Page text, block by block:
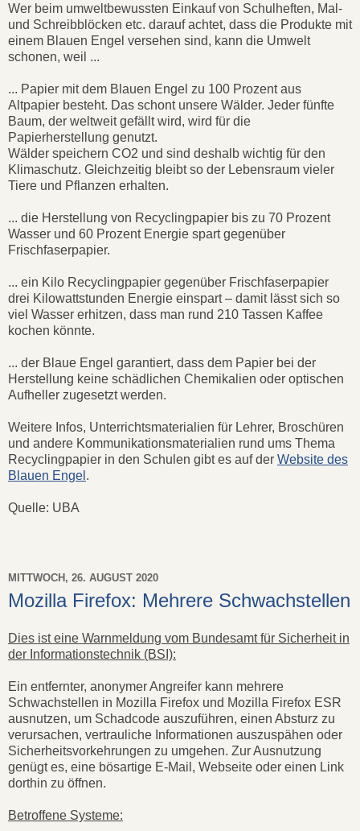
Wer beim umweltbewussten Einkauf von Schulheften, Mal-
und Schreibblöcken etc. darauf achtet, dass die Produkte mit
einem Blauen Engel versehen sind, kann die Umwelt
schonen, weil ...
... Papier mit dem Blauen Engel zu 100 Prozent aus
Altpapier besteht. Das schont unsere Wälder. Jeder fünfte
Baum, der weltweit gefällt wird, wird für die
Papierherstellung genutzt.
Wälder speichern CO2 und sind deshalb wichtig für den
Klimaschutz. Gleichzeitig bleibt so der Lebensraum vieler
Tiere und Pflanzen erhalten.
... die Herstellung von Recyclingpapier bis zu 70 Prozent
Wasser und 60 Prozent Energie spart gegenüber
Frischfaserpapier.
... ein Kilo Recyclingpapier gegenüber Frischfaserpapier
drei Kilowattstunden Energie einspart – damit lässt sich so
viel Wasser erhitzen, dass man rund 210 Tassen Kaffee
kochen könnte.
... der Blaue Engel garantiert, dass dem Papier bei der
Herstellung keine schädlichen Chemikalien oder optischen
Aufheller zugesetzt werden.
Weitere Infos, Unterrichtsmaterialien für Lehrer, Broschüren
und andere Kommunikationsmaterialien rund ums Thema
Recyclingpapier in den Schulen gibt es auf der Website des
Blauen Engel .
Quelle: UBA
MITTWOCH, 26. AUGUST 2020
Mozilla Firefox: Mehrere Schwachstellen
Dies ist eine Warnmeldung vom Bundesamt für Sicherheit in
der Informationstechnik (BSI):
Ein entfernter, anonymer Angreifer kann mehrere
Schwachstellen in Mozilla Firefox und Mozilla Firefox ESR
ausnutzen, um Schadcode auszuführen, einen Absturz zu
verursachen, vertrauliche Informationen auszuspähen oder
Sicherheitsvorkehrungen zu umgehen. Zur Ausnutzung
genügt es, eine bösartige E-Mail, Webseite oder einen Link
dorthin zu öffnen.
Betroffene Systeme: